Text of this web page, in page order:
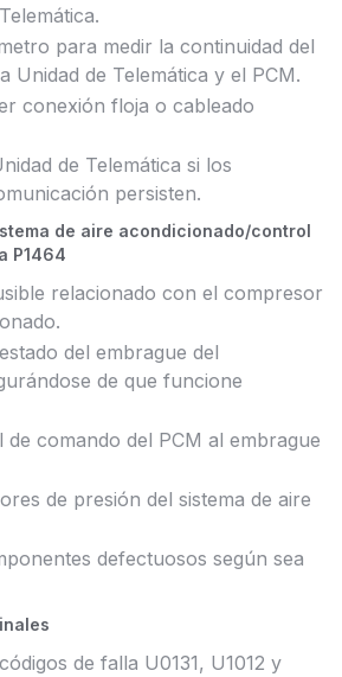
para medir la continuidad del
Unidad de Telemática y el PCM.
conexión floja o cableado
de Telemática si los
persisten.
de aire acondicionado/control
P1464
relacionado con el compresor
del embrague del
de que funcione
de comando del PCM al embrague
de presión del sistema de aire
defectuosos según sea
de falla U0131, U1012 y